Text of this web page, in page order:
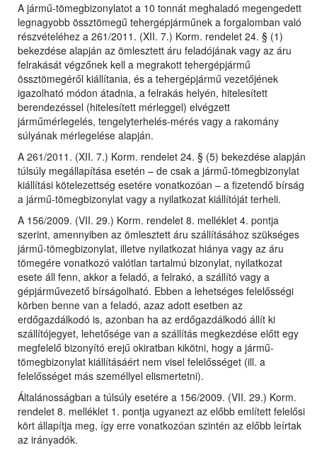
A jármű-tömegbizonylatot a 10 tonnát meghaladó megengedett
legnagyobb össztömegű tehergépjárműnek a forgalomban való
részvételéhez a 261/2011. (XII. 7.) Korm. rendelet 24. § (1)
bekezdése alapján az ömlesztett áru feladójának vagy az áru
felrakását végzőnek kell a megrakott tehergépjármű
össztömegéről kiállítania, és a tehergépjármű vezetőjének
igazolható módon átadnia, a felrakás helyén, hitelesített
berendezéssel (hitelesített mérleggel) elvégzett
járműmérlegelés, tengelyterhelés-mérés vagy a rakomány
súlyának mérlegelése alapján.
A 261/2011. (XII. 7.) Korm. rendelet 24. § (5) bekezdése alapján
túlsúly megállapítása esetén – de csak a jármű-tömegbizonylat
kiállítási kötelezettség esetére vonatkozóan – a fizetendő bírság
a jármű-tömegbizonylat vagy a nyilatkozat kiállítóját terheli.
A 156/2009. (VII. 29.) Korm. rendelet 8. melléklet 4. pontja
szerint, amennyiben az ömlesztett áru szállításához szükséges
jármű-tömegbizonylat, illetve nyilatkozat hiánya vagy az áru
tömegére vonatkozó valótlan tartalmú bizonylat, nyilatkozat
esete áll fenn, akkor a feladó, a felrakó, a szállító vagy a
gépjárművezető bírságolható. Ebben a lehetséges felelősségi
körben benne van a feladó, azaz adott esetben az
erdőgazdálkodó is, azonban ha az erdőgazdálkodó állít ki
szállítójegyet, lehetősége van a szállítás megkezdése előtt egy
megfelelő bizonyító erejű okiratban kikötni, hogy a jármű-
tömegbizonylat kiállításáért nem visel felelősséget (ill. a
felelősséget más személlyel elismertetni).
Általánosságban a túlsúly esetére a 156/2009. (VII. 29.) Korm.
rendelet 8. melléklet 1. pontja ugyanezt az előbb említett felelősi
kört állapítja meg, így erre vonatkozóan szintén az előbb leírtak
az irányadók.